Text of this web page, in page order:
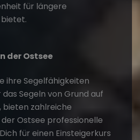
für längere
der Ostsee
ihre Segelfähigkeiten
Segeln von Grund auf
zahlreiche
Ostsee professionelle
für einen Einsteigerkurs